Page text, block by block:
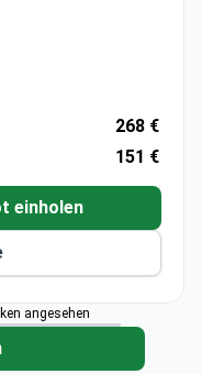
Knie- und
mit MAZOR X
CT-
Türkei mit über
268 €
151 €
einholen
angesehen